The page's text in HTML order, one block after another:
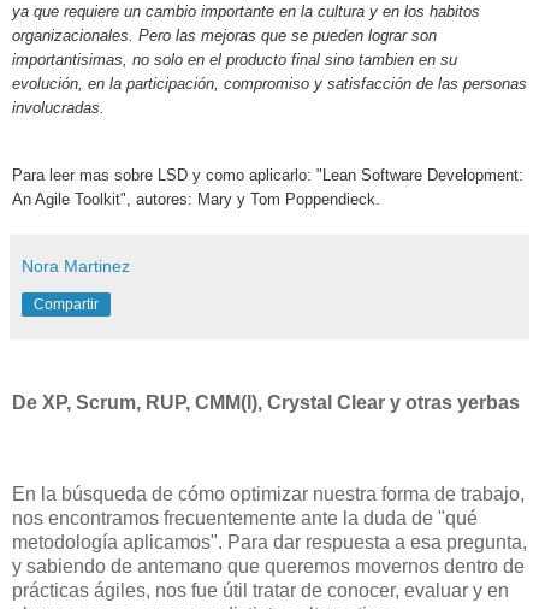
ya que requiere un cambio importante en la cultura y en los habitos
organizacionales. Pero las mejoras que se pueden lograr son
importantisimas, no solo en el producto final sino tambien en su
evolución, en la participación, compromiso y satisfacción de las personas
involucradas.
Para leer mas sobre LSD y como aplicarlo: "Lean Software Development:
An Agile Toolkit", autores: Mary y Tom Poppendieck.
Nora Martinez
Compartir
De XP, Scrum, RUP, CMM(I), Crystal Clear y otras yerbas
En la búsqueda de cómo optimizar nuestra forma de trabajo,
nos encontramos frecuentemente ante la duda de "qué
metodología aplicamos". Para dar respuesta a esa pregunta,
y sabiendo de antemano que queremos movernos dentro de
prácticas ágiles, nos fue útil tratar de conocer, evaluar y en